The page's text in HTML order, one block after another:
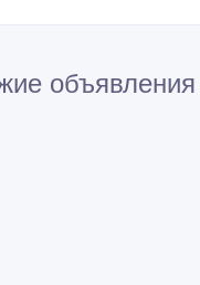
объявления